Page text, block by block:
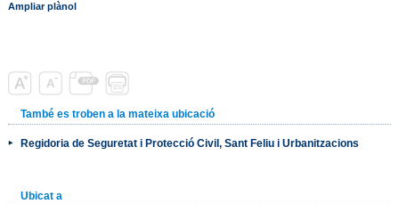
Ampliar plànol
També es troben a la mateixa ubicació
Regidoria de Seguretat i Protecció Civil, Sant Feliu i Urbanitzacions
Ubicat a